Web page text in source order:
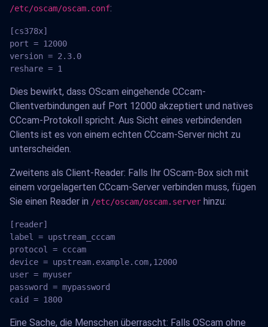
/etc/oscam/oscam.conf:
[cs378x]
port = 12000
version = 2.3.0
reshare = 1
Dies bewirkt, dass OScam eingehende CCcam-
Clientverbindungen auf Port 12000 akzeptiert und natives
CCcam-Protokoll spricht. Aus Sicht eines verbindenden
Clients ist es von einem echten CCcam-Server nicht zu
unterscheiden.
Zweitens als Client-Reader: Falls Ihr OScam-Box sich mit
einem vorgelagerten CCcam-Server verbinden muss, fügen
Sie einen Reader in /etc/oscam/oscam.server hinzu:
[reader]
label = upstream_cccam
protocol = cccam
device = upstream.example.com,12000
user = myuser
password = mypassword
caid = 1800
Eine Sache, die Menschen überrascht: Falls OScam ohne